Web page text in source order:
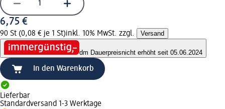
6,75 €
90 St (0,08 € je 1 St)inkl. 10% MwSt. zzgl. Versand
dm Dauerpreisnicht erhöht seit 05.06.2024
In den Warenkorb
Lieferbar
Standardversand 1-3 Werktage